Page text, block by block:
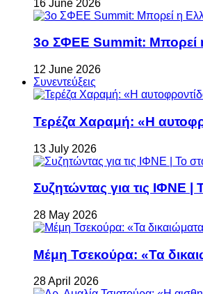
16 June 2026
3ο ΣΦΕΕ Summit: Μπορεί η
12 June 2026
Συνεντεύξεις
Τερέζα Χαραμή: «Η
13 July 2026
Συζητώντας για τις ΙΦΝΕ |
28 May 2026
Μέμη Τσεκούρα: «Τα
28 April 2026